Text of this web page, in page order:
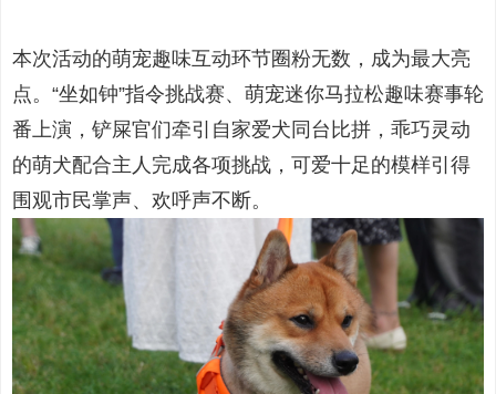
本次活动的萌宠趣味互动环节圈粉无数，成为最大亮
点。“坐如钟”指令挑战赛、萌宠迷你马拉松趣味赛事轮
番上演，铲屎官们牵引自家爱犬同台比拼，乖巧灵动
的萌犬配合主人完成各项挑战，可爱十足的模样引得
围观市民掌声、欢呼声不断。